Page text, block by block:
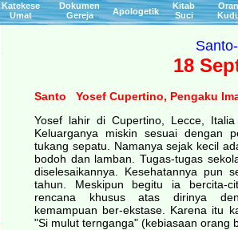
Katekese
Umat
Dokumen
Gereja
Apologetik
Kitab
Suci
18
Santo Yosef Cupertino, Pengaku
Yosef lahir di Cupertino, Lecce,
Keluarganya miskin sesuai dengan
tukang sepatu. Namanya sejak kecil
bodoh dan lamban. Tugas-tugas
diselesaikannya. Kesehatannya pun
tahun. Meskipun begitu ia bercita-
rencana khusus atas dirinya
kemampuan ber-ekstase. Karena itu
"Si mulut ternganga" (kebiasaan orang